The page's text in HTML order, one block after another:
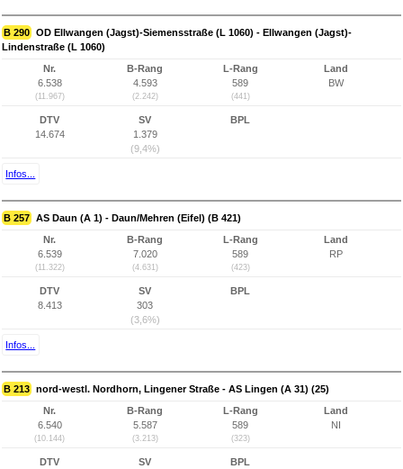
B 290 OD Ellwangen (Jagst)-Siemensstraße (L 1060) - Ellwangen (Jagst)-
Lindenstraße (L 1060)
Nr.
6.538
(11.967)
B-Rang
4.593
(2.242)
L-Rang
589
(441)
Land
BW
DTV
14.674
SV
1.379
(9,4%)
BPL
Infos...
B 257 AS Daun (A 1) - Daun/Mehren (Eifel) (B 421)
Nr.
6.539
(11.322)
B-Rang
7.020
(4.631)
L-Rang
589
(423)
Land
RP
DTV
8.413
SV
303
(3,6%)
BPL
Infos...
B 213 nord-westl. Nordhorn, Lingener Straße - AS Lingen (A 31) (25)
Nr.
6.540
(10.144)
B-Rang
5.587
(3.213)
L-Rang
589
(323)
Land
NI
DTV
SV
BPL